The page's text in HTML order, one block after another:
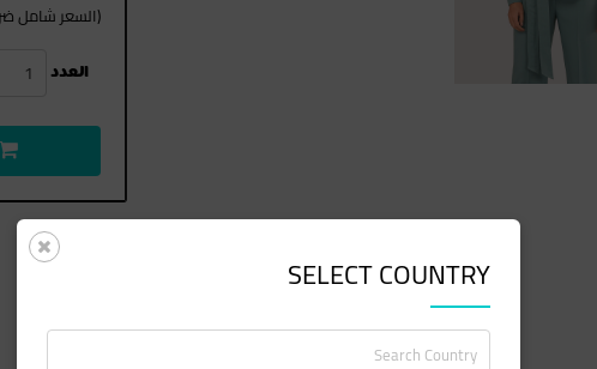
(السعر شامل
العدد 1
SELECT COUNTRY